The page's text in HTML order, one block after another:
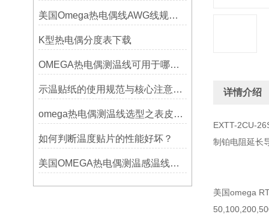
美国Omega热电偶线AWG线规对照表
K型热电偶分度表下载
OMEGA热电偶测温线可用于哪些领域
示温贴纸的使用规范与核心注意事项解读
omega热电偶测温线选型之表皮绝缘耐温
如何判断温度贴片的性能好坏？
美国OMEGA热电偶测温感温线和插头插座连接器真伪原装正品判断查验方法
详情介绍
EXTT-2CU-
制铂电阻延长
美国omega